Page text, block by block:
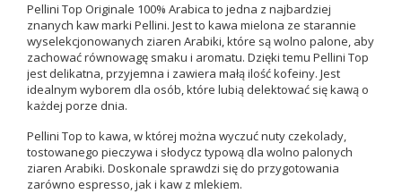
Pellini Top Originale 100% Arabica to jedna z najbardziej
znanych kaw marki Pellini. Jest to kawa mielona ze starannie
wyselekcjonowanych ziaren Arabiki, które są wolno palone, aby
zachować równowagę smaku i aromatu. Dzięki temu Pellini Top
jest delikatna, przyjemna i zawiera małą ilość kofeiny. Jest
idealnym wyborem dla osób, które lubią delektować się kawą o
każdej porze dnia.
Pellini Top to kawa, w której można wyczuć nuty czekolady,
tostowanego pieczywa i słodycz typową dla wolno palonych
ziaren Arabiki. Doskonale sprawdzi się do przygotowania
zarówno espresso, jak i kaw z mlekiem.